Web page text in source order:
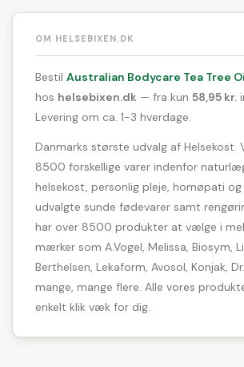
OM HELSEBIXEN.DK
Bestil Australian Bodycare Tea Tree
hos helsebixen.dk — fra kun 58,95 kr.
Levering om ca. 1-3 hverdage.
Danmarks største udvalg af Helsekost.
8500 forskellige varer indenfor
helsekost, personlig pleje, homøpati
udvalgte sunde fødevarer samt
har over 8500 produkter at vælge i
mærker som A.Vogel, Melissa, Biosym,
Berthelsen, Lekaform, Avosol, Konjak,
mange, mange flere. Alle vores
enkelt klik væk for dig.